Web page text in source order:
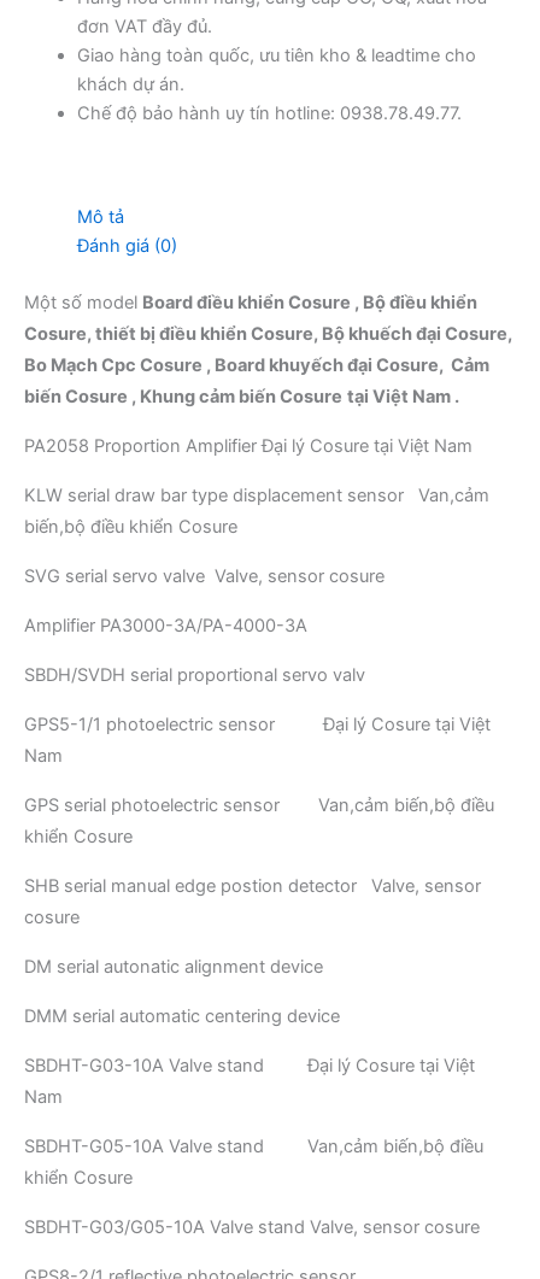
đơn VAT đầy đủ.
Giao hàng toàn quốc, ưu tiên kho & leadtime cho
khách dự án.
Chế độ bảo hành uy tín hotline: 0938.78.49.77.
Mô tả
Đánh giá (0)
Một số model Board điều khiển Cosure , Bộ điều khiển
Cosure, thiết bị điều khiển Cosure, Bộ khuếch đại Cosure,
Bo Mạch Cpc Cosure , Board khuyếch đại Cosure, Cảm
biến Cosure , Khung cảm biến Cosure tại Việt Nam .
PA2058 Proportion Amplifier Đại lý Cosure tại Việt Nam
KLW serial draw bar type displacement sensor Van,cảm
biến,bộ điều khiển Cosure
SVG serial servo valve Valve, sensor cosure
Amplifier PA3000-3A/PA-4000-3A
SBDH/SVDH serial proportional servo valv
GPS5-1/1 photoelectric sensor Đại lý Cosure tại Việt
Nam
GPS serial photoelectric sensor Van,cảm biến,bộ điều
khiển Cosure
SHB serial manual edge postion detector Valve, sensor
cosure
DM serial autonatic alignment device
DMM serial automatic centering device
SBDHT-G03-10A Valve stand Đại lý Cosure tại Việt
Nam
SBDHT-G05-10A Valve stand Van,cảm biến,bộ điều
khiển Cosure
SBDHT-G03/G05-10A Valve stand Valve, sensor cosure